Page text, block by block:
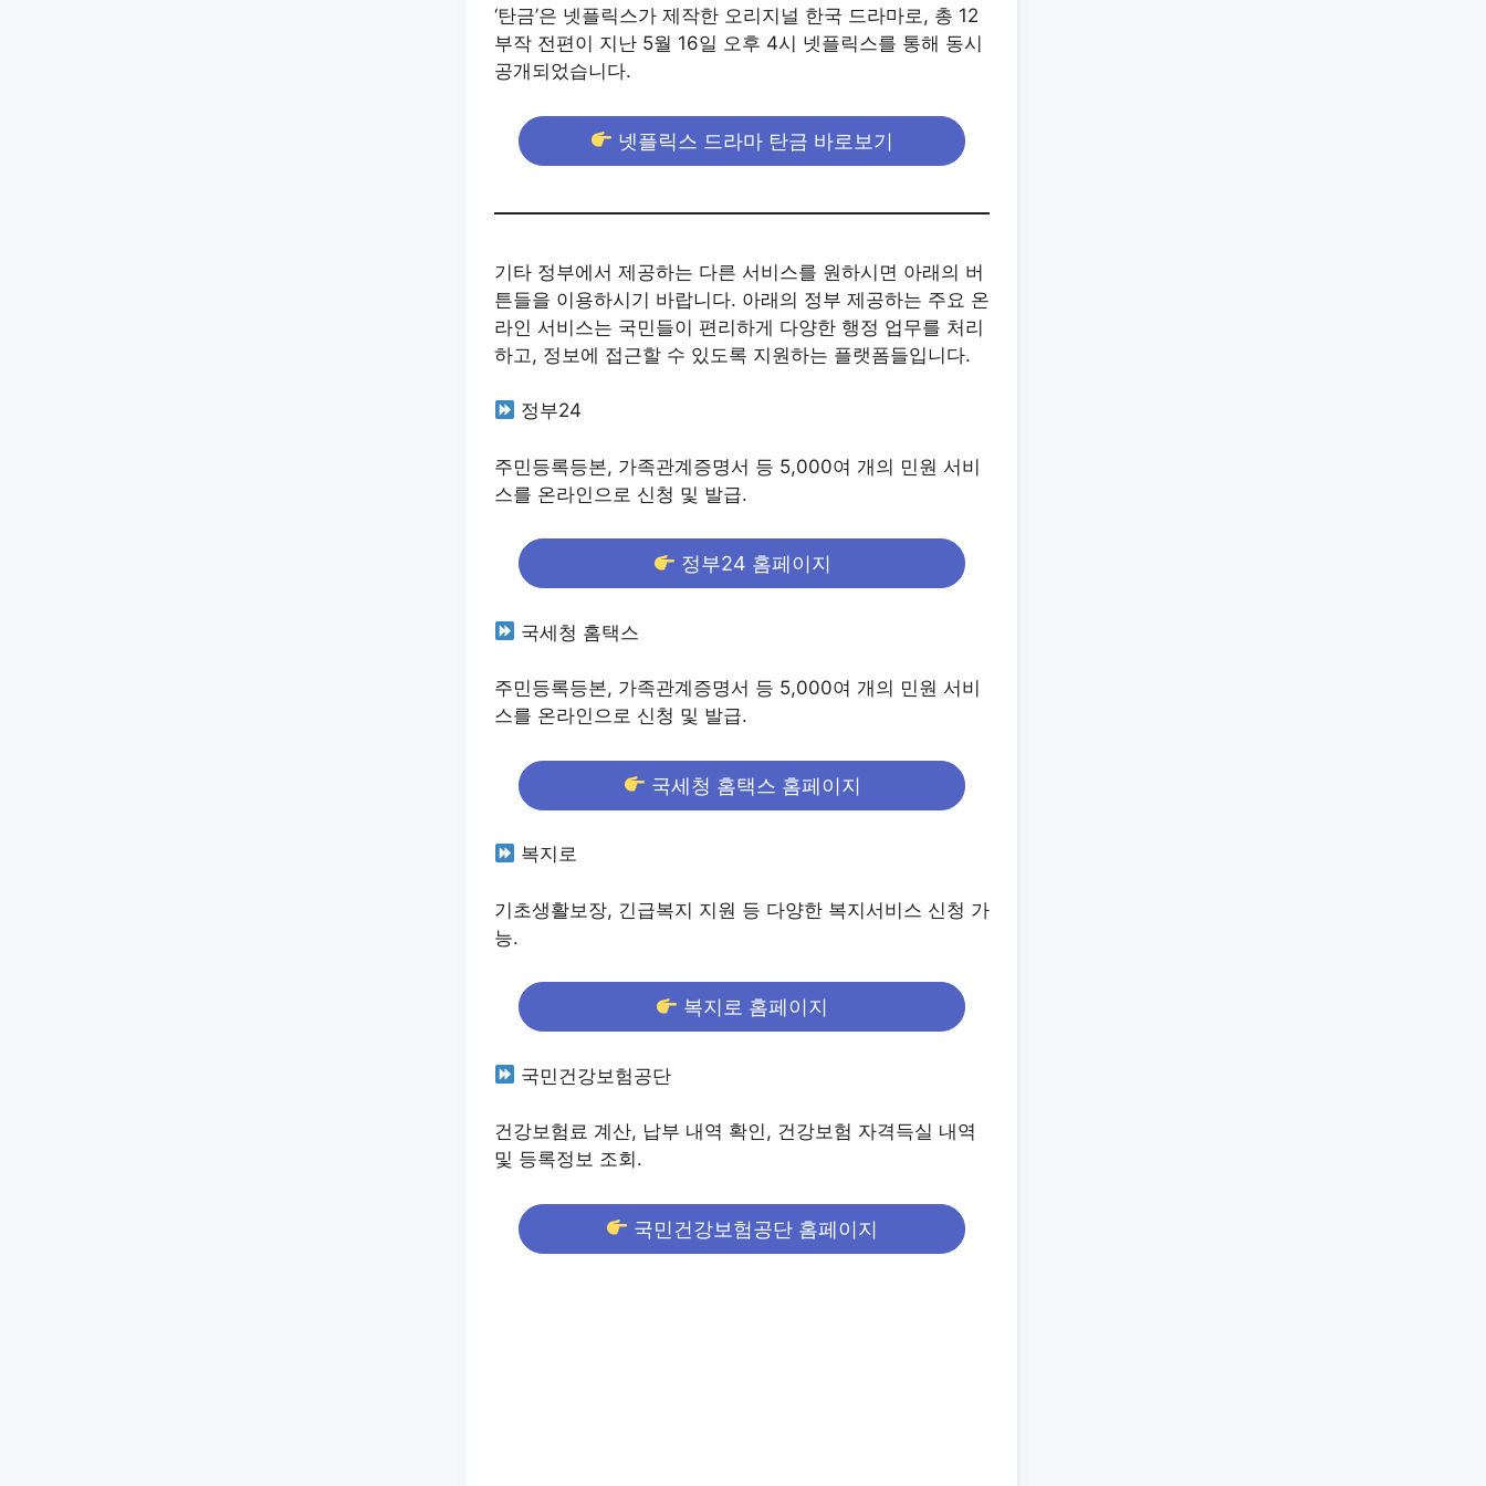
‘탄금’은 넷플릭스가 제작한 오리지널 한국 드라마로, 총 12
부작 전편이 지난 5월 16일 오후 4시 넷플릭스를 통해 동시
공개되었습니다.
넷플릭스 드라마 탄금 바로보기
기타 정부에서 제공하는 다른 서비스를 원하시면 아래의 버
튼들을 이용하시기 바랍니다. 아래의 정부 제공하는 주요 온
라인 서비스는 국민들이 편리하게 다양한 행정 업무를 처리
하고, 정보에 접근할 수 있도록 지원하는 플랫폼들입니다.
정부24
주민등록등본, 가족관계증명서 등 5,000여 개의 민원 서비
스를 온라인으로 신청 및 발급.
정부24 홈페이지
국세청 홈택스
주민등록등본, 가족관계증명서 등 5,000여 개의 민원 서비
스를 온라인으로 신청 및 발급.
국세청 홈택스 홈페이지
복지로
기초생활보장, 긴급복지 지원 등 다양한 복지서비스 신청 가
능.
복지로 홈페이지
국민건강보험공단
건강보험료 계산, 납부 내역 확인, 건강보험 자격득실 내역
및 등록정보 조회.
국민건강보험공단 홈페이지